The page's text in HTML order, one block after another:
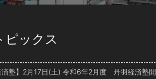
ピックス
済塾】2月17日(土) 令和6年2月度 丹羽経済塾